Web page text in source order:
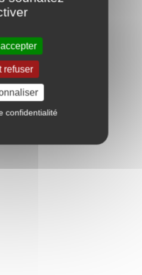
refuser
confidentialité